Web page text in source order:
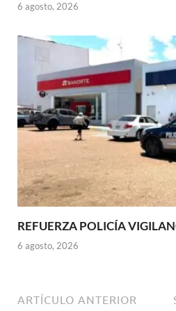
6 agosto, 2026
REFUERZA POLICÍA
6 agosto, 2026
ARTÍCULO ANTERIOR